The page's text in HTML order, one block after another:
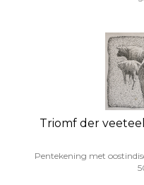
Triomf der
Pentekening met